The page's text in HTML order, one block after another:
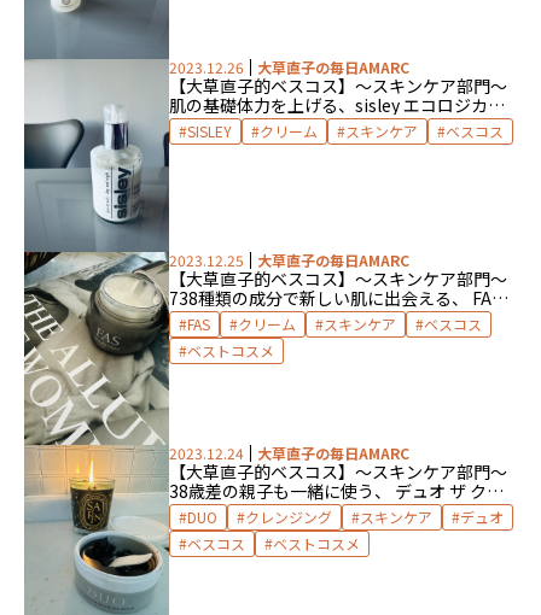
2023.12.26 大草直子の毎日AMARC
【大草直子的ベスコス】〜スキンケア部門〜
肌の基礎体力を上げる、sisley エコロジカル
コムパウンド アドバンスト
SISLEY クリーム スキンケア ベスコス
2023.12.25 大草直子の毎日AMARC
【大草直子的ベスコス】〜スキンケア部門〜
738種類の成分で新しい肌に出会える、 FAS
THE BLACK CREAM
FAS クリーム スキンケア
ベスコス
ベストコスメ
2023.12.24 大草直子の毎日AMARC
【大草直子的ベスコス】〜スキンケア部門〜
38歳差の親子も一緒に使う、 デュオ ザ クレ
ンジング
DUO クレンジング スキンケア
デュオ
ベスコス
ベストコスメ